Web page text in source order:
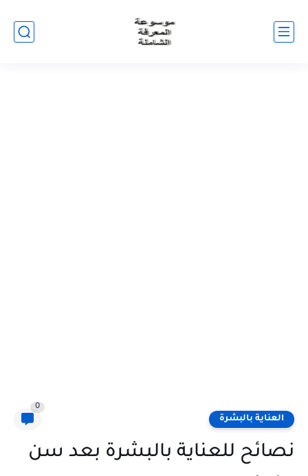
العناية بالبشرة
0
نصائح للعناية بالبشرة بعد سن